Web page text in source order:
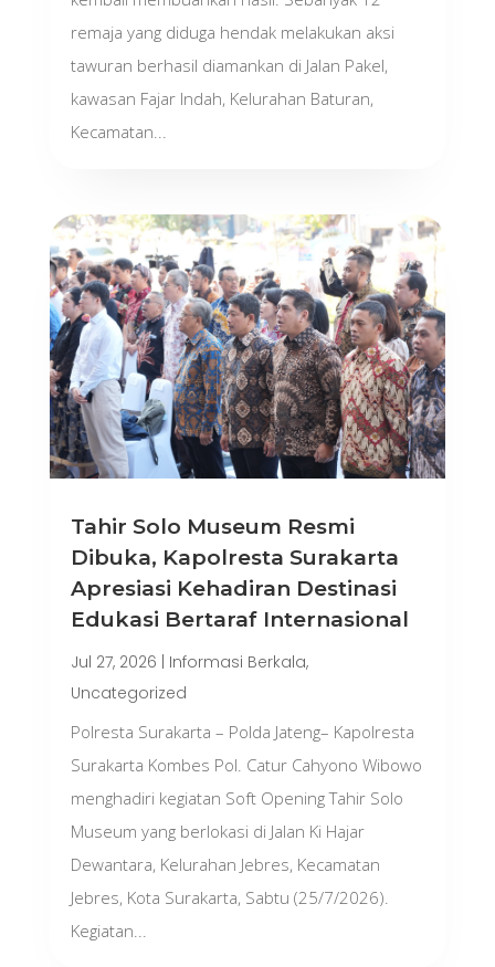
remaja yang diduga hendak melakukan aksi
tawuran berhasil diamankan di Jalan Pakel,
kawasan Fajar Indah, Kelurahan Baturan,
Kecamatan...
Tahir Solo Museum Resmi
Dibuka, Kapolresta Surakarta
Apresiasi Kehadiran Destinasi
Edukasi Bertaraf Internasional
Jul 27, 2026 Informasi Berkala,
Uncategorized
Polresta Surakarta – Polda Jateng– Kapolresta
Surakarta Kombes Pol. Catur Cahyono Wibowo
menghadiri kegiatan Soft Opening Tahir Solo
Museum yang berlokasi di Jalan Ki Hajar
Dewantara, Kelurahan Jebres, Kecamatan
Jebres, Kota Surakarta, Sabtu (25/7/2026).
Kegiatan...